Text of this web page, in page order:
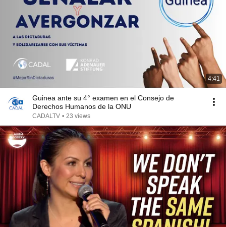
4:41
Guinea ante su 4° examen en el Consejo de
Derechos Humanos de la ONU
CADALTV • 23 views